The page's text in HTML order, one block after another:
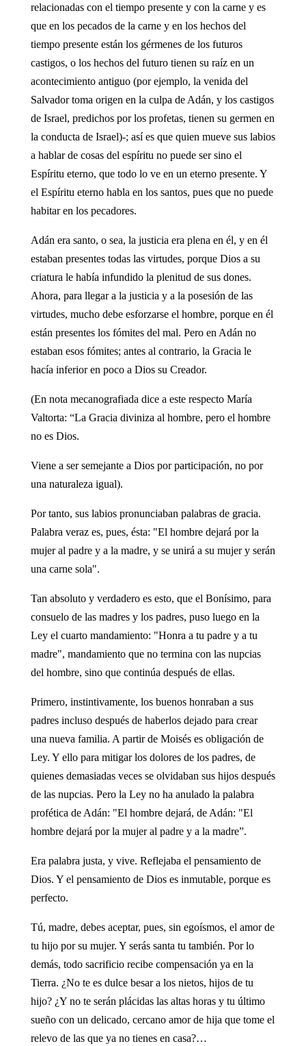
relacionadas con el tiempo presente y con la carne y es
que en los pecados de la carne y en los hechos del
tiempo presente están los gérmenes de los futuros
castigos, o los hechos del futuro tienen su raíz en un
acontecimiento antiguo (por ejemplo, la venida del
Salvador toma origen en la culpa de Adán, y los castigos
de Israel, predichos por los profetas, tienen su germen en
la conducta de Israel)-; así es que quien mueve sus labios
a hablar de cosas del espíritu no puede ser sino el
Espíritu eterno, que todo lo ve en un eterno presente. Y
el Espíritu eterno habla en los santos, pues que no puede
habitar en los pecadores.
Adán era santo, o sea, la justicia era plena en él, y en él
estaban presentes todas las virtudes, porque Dios a su
criatura le había infundido la plenitud de sus dones.
Ahora, para llegar a la justicia y a la posesión de las
virtudes, mucho debe esforzarse el hombre, porque en él
están presentes los fómites del mal. Pero en Adán no
estaban esos fómites; antes al contrario, la Gracia le
hacía inferior en poco a Dios su Creador.
(En nota mecanografiada dice a este respecto María
Valtorta: “La Gracia diviniza al hombre, pero el hombre
no es Dios.
Viene a ser semejante a Dios por participación, no por
una naturaleza igual).
Por tanto, sus labios pronunciaban palabras de gracia.
Palabra veraz es, pues, ésta: "El hombre dejará por la
mujer al padre y a la madre, y se unirá a su mujer y serán
una carne sola".
Tan absoluto y verdadero es esto, que el Bonísimo, para
consuelo de las madres y los padres, puso luego en la
Ley el cuarto mandamiento: "Honra a tu padre y a tu
madre", mandamiento que no termina con las nupcias
del hombre, sino que continúa después de ellas.
Primero, instintivamente, los buenos honraban a sus
padres incluso después de haberlos dejado para crear
una nueva familia. A partir de Moisés es obligación de
Ley. Y ello para mitigar los dolores de los padres, de
quienes demasiadas veces se olvidaban sus hijos después
de las nupcias. Pero la Ley no ha anulado la palabra
profética de Adán: "El hombre dejará, de Adán: "El
hombre dejará por la mujer al padre y a la madre”.
Era palabra justa, y vive. Reflejaba el pensamiento de
Dios. Y el pensamiento de Dios es inmutable, porque es
perfecto.
Tú, madre, debes aceptar, pues, sin egoísmos, el amor de
tu hijo por su mujer. Y serás santa tu también. Por lo
demás, todo sacrificio recibe compensación ya en la
Tierra. ¿No te es dulce besar a los nietos, hijos de tu
hijo? ¿Y no te serán plácidas las altas horas y tu último
sueño con un delicado, cercano amor de hija que tome el
relevo de las que ya no tienes en casa?…